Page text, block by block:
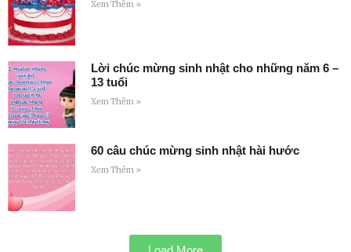
Xem Thêm »
Lời chúc mừng sinh nhật cho những năm 6 –
13 tuổi
Xem Thêm »
60 câu chúc mừng sinh nhật hài hước
Xem Thêm »